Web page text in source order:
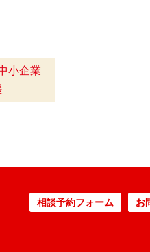
小企業
相談予約フォーム お